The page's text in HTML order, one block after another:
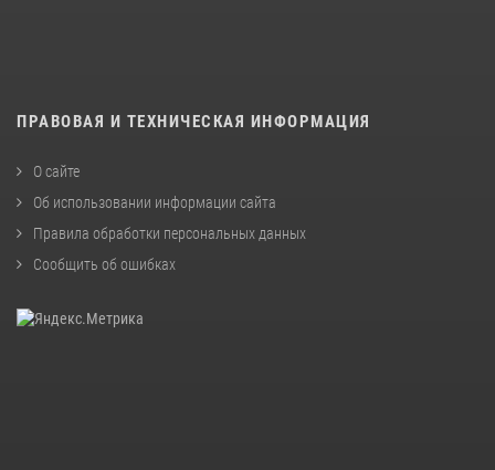
ПРАВОВАЯ И ТЕХНИЧЕСКАЯ ИНФОРМАЦИЯ
О сайте
Об использовании информации сайта
Правила обработки персональных данных
Сообщить об ошибках